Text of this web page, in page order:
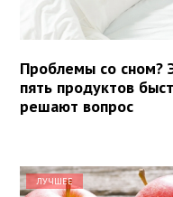
Проблемы со сном?
пять продуктов
решают вопрос
ЛУЧШЕЕ